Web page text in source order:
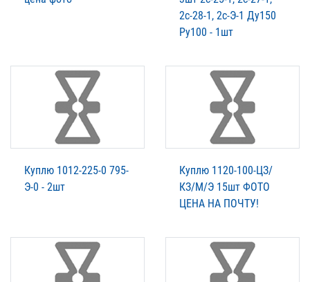
2с-28-1, 2с-Э-1 Ду150
Ру100 - 1шт
Куплю 1012-225-0 795-
Э-0 - 2шт
Куплю 1120-100-ЦЗ/
КЗ/М/Э 15шт ФОТО
ЦЕНА НА ПОЧТУ!